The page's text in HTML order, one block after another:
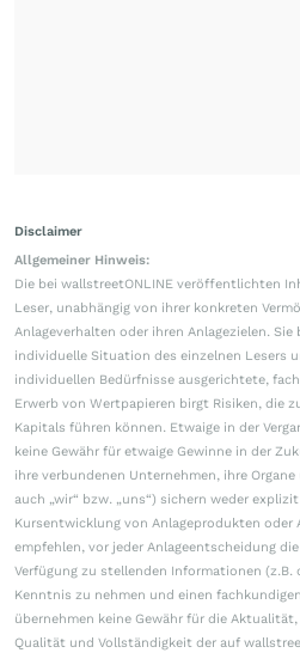
Disclaimer
Allgemeiner Hinweis:
Die bei wallstreetONLINE veröffentlichten
Leser, unabhängig von ihrer konkreten
Anlageverhalten oder ihren Anlagezielen.
individuelle Situation des einzelnen Lesers
individuellen Bedürfnisse ausgerichtete,
Erwerb von Wertpapieren birgt Risiken, die
Kapitals führen können. Etwaige in der
keine Gewähr für etwaige Gewinne in der
ihre verbundenen Unternehmen, ihre
auch „wir“ bzw. „uns“) sichern weder
Kursentwicklung von Anlageprodukten oder
empfehlen, vor jeder Anlageentscheidung
Verfügung zu stellenden Informationen (z.B.
Kenntnis zu nehmen und einen
übernehmen keine Gewähr für die
Qualität und Vollständigkeit der auf